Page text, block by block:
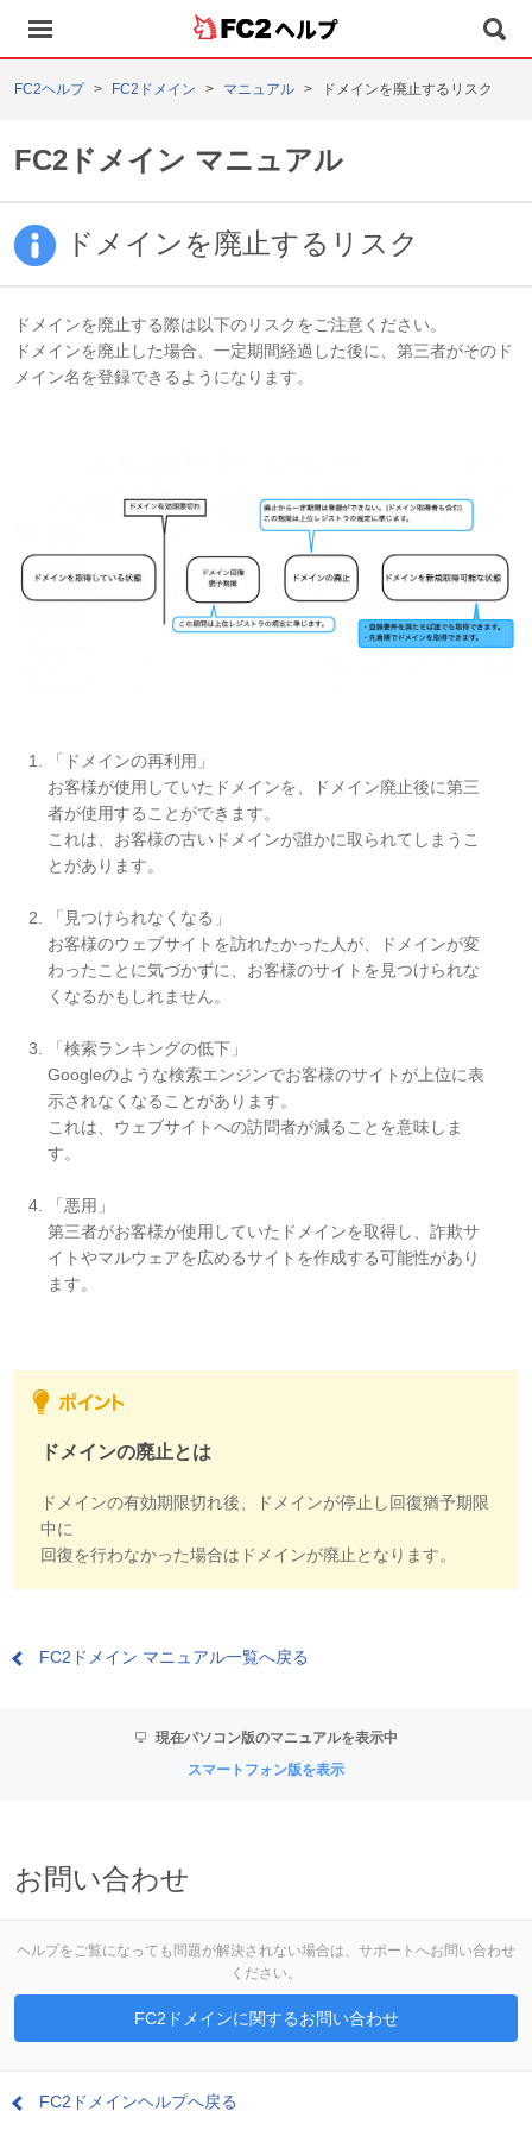
ヘルプ
FC2ヘルプ FC2ドメイン マニュアル ドメインを廃止するリスク
FC2ドメイン マニュアル
ドメインを廃止するリスク
ドメインを廃止する際は以下のリスクをご注意ください。
ドメインを廃止した場合、一定期間経過した後に、第三者がそのド
メイン名を登録できるようになります。
「ドメインの再利用」
お客様が使用していたドメインを、ドメイン廃止後に第三
者が使用することができます。
これは、お客様の古いドメインが誰かに取られてしまうこ
とがあります。
「見つけられなくなる」
お客様のウェブサイトを訪れたかった人が、ドメインが変
わったことに気づかずに、お客様のサイトを見つけられな
くなるかもしれません。
「検索ランキングの低下」
Googleのような検索エンジンでお客様のサイトが上位に表
示されなくなることがあります。
これは、ウェブサイトへの訪問者が減ることを意味しま
す。
「悪用」
第三者がお客様が使用していたドメインを取得し、詐欺サ
イトやマルウェアを広めるサイトを作成する可能性があり
ます。
ドメインの廃止とは
ドメインの有効期限切れ後、ドメインが停止し回復猶予期限
中に
回復を行わなかった場合はドメインが廃止となります。
FC2ドメイン マニュアル一覧へ戻る
現在パソコン版のマニュアルを表示中
スマートフォン版を表示
お問い合わせ
ヘルプをご覧になっても問題が解決されない場合は、サポートへお問い合わせ
ください。
FC2ドメインに関するお問い合わせ
FC2ドメインヘルプへ戻る